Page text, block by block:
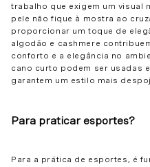
trabalho que exigem um visual
pele não fique à mostra ao
proporcionar um toque de
algodão e cashmere
conforto e a elegância no
cano curto podem ser usadas
garantem um estilo mais
Para praticar esportes?
Para a prática de esportes, é